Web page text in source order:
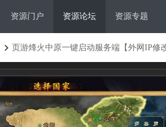
资源门户 资源论坛 资源专题
›
页游烽火中原一键启动服务端【外网IP修